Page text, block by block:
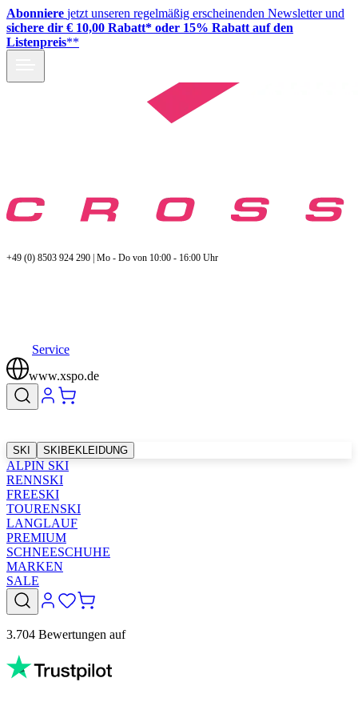
Abonniere jetzt unseren regelmäßig erscheinenden Newsletter und
sichere dir € 10,00 Rabatt* oder 15% Rabatt auf den
Listenpreis**
+49 (0) 8503 924 290 | Mo - Do von 10:00 - 16:00 Uhr
Service
www.xspo.de
SKI SKIBEKLEIDUNG
ALPIN SKI
RENNSKI
FREESKI
TOURENSKI
LANGLAUF
PREMIUM
SCHNEESCHUHE
MARKEN
SALE
3.704 Bewertungen auf